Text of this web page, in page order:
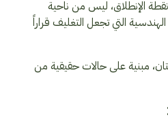
الإنطلاق، ليس من ناحية
التي تجعل التغليف قراراً
مبنية على حالات حقيقية من